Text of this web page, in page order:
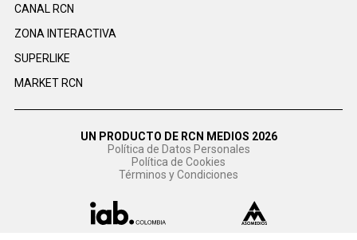
CANAL RCN
ZONA INTERACTIVA
SUPERLIKE
MARKET RCN
UN PRODUCTO DE RCN MEDIOS 2026
Política de Datos Personales
Política de Cookies
Términos y Condiciones